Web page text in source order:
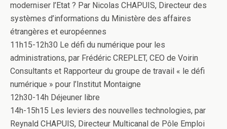
moderniser l’Etat ? Par Nicolas CHAPUIS, Directeur des
systèmes d’informations du Ministère des affaires
étrangères et européennes
11h15-12h30 Le défi du numérique pour les
administrations, par Frédéric CREPLET, CEO de Voirin
Consultants et Rapporteur du groupe de travail « le défi
numérique » pour l’Institut Montaigne
12h30-14h Déjeuner libre
14h-15h15 Les leviers des nouvelles technologies, par
Reynald CHAPUIS, Directeur Multicanal de Pôle Emploi